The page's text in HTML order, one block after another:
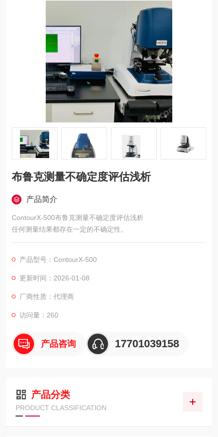
布鲁克测量不确定度评估浅析
产品简介
ContourX-500布鲁克测量不确定度评估浅析
任何测量结果都存在一定的不确定性。
产品型号：ContourX-500
更新时间：2026-01-08
厂商性质：代理商
访问量：260
产品咨询 17701039158
产品分类
PRODUCT CLASSIFICATION